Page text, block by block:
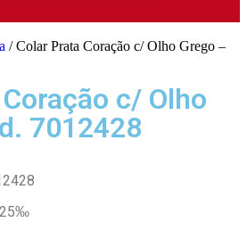
/ Colar Prata Coração c/ Olho Grego –
c/ Olho
7012428